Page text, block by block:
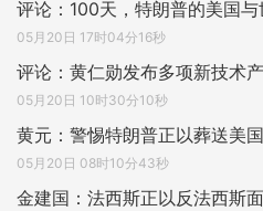
评论：100天，特朗普的美国
05月20日 17时04分16秒
评论：黄仁勋发布多项新技术
05月20日 10时30分10秒
黄元：警惕特朗普正以葬送美
05月20日 08时10分43秒
金建国：法西斯正以反法西斯